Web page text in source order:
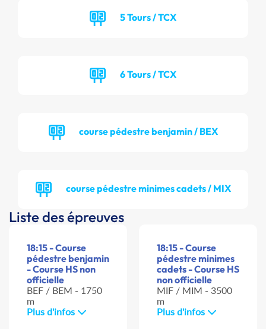
5 Tours / TCX
6 Tours / TCX
course pédestre benjamin / BEX
course pédestre minimes cadets / MIX
Liste des épreuves
18:15 - Course
pédestre benjamin
- Course HS non
officielle
BEF / BEM - 1750
m
Plus d'infos
18:15 - Course
pédestre minimes
cadets - Course HS
non officielle
MIF / MIM - 3500
m
Plus d'infos